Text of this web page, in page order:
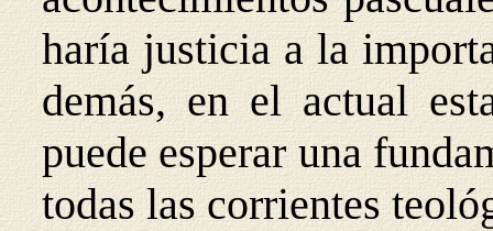
haría justicia a la
demás, en el actual
puede esperar una
todas las corrientes